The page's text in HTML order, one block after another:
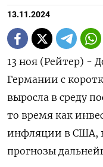
13.11.2024
13 ноя (Рейтер) -
Германии с
выросла в среду
то время как
инфляции в США,
прогнозы